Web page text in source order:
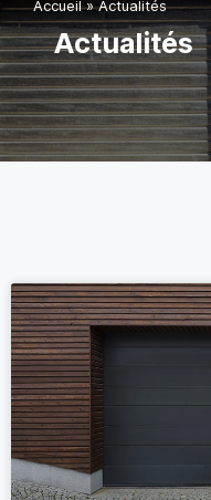
Accueil»Actualités
Actualités